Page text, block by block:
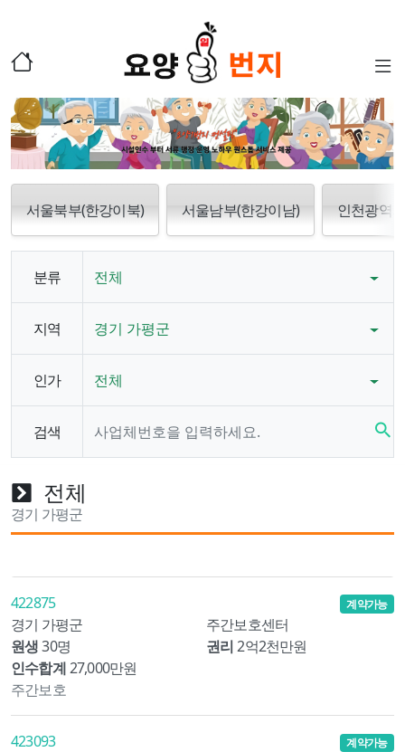
서울북부(한강이북) 서울남부(한강이남) 인천광역시
분류 전체
지역 경기 가평군
인가 전체
검색 search
전체
경기 가평군
422875
경기 가평군
주간보호센터
원생 30명 권리 2억2천만원
인수합계27,000만원
계약가능
주간보호
423093
계약가능